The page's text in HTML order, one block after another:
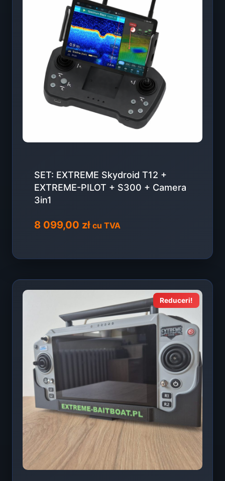
SET: EXTREME Skydroid T12 +
EXTREME-PILOT + S300 + Camera
3in1
8 099,00 zł cu TVA
Reduceri!